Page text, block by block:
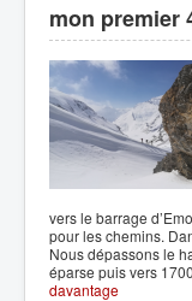
mon premier
vers le barrage
pour les chemins.
Nous dépassons le
éparse puis vers
davantage